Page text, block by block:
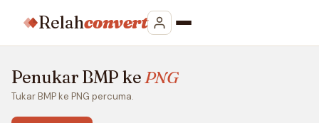
Relahconvert
Penukar BMP kePNG
Tukar BMP ke PNG percuma.